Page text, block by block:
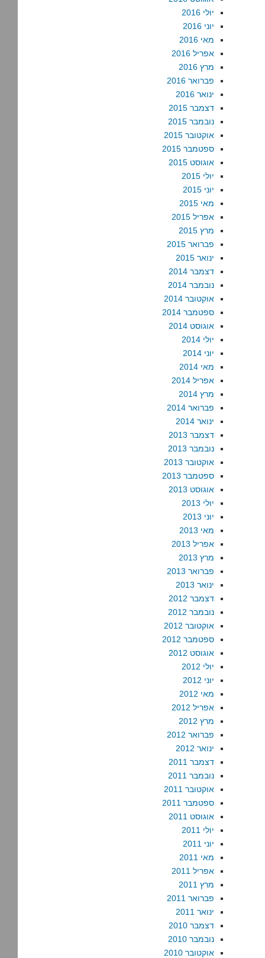
יולי 2016
יוני 2016
מאי 2016
אפריל 2016
מרץ 2016
פברואר 2016
ינואר 2016
דצמבר 2015
נובמבר 2015
אוקטובר 2015
ספטמבר 2015
אוגוסט 2015
יולי 2015
יוני 2015
מאי 2015
אפריל 2015
מרץ 2015
פברואר 2015
ינואר 2015
דצמבר 2014
נובמבר 2014
אוקטובר 2014
ספטמבר 2014
אוגוסט 2014
יולי 2014
יוני 2014
מאי 2014
אפריל 2014
מרץ 2014
פברואר 2014
ינואר 2014
דצמבר 2013
נובמבר 2013
אוקטובר 2013
ספטמבר 2013
אוגוסט 2013
יולי 2013
יוני 2013
מאי 2013
אפריל 2013
מרץ 2013
פברואר 2013
ינואר 2013
דצמבר 2012
נובמבר 2012
אוקטובר 2012
ספטמבר 2012
אוגוסט 2012
יולי 2012
יוני 2012
מאי 2012
אפריל 2012
מרץ 2012
פברואר 2012
ינואר 2012
דצמבר 2011
נובמבר 2011
אוקטובר 2011
ספטמבר 2011
אוגוסט 2011
יולי 2011
יוני 2011
מאי 2011
אפריל 2011
מרץ 2011
פברואר 2011
ינואר 2011
דצמבר 2010
נובמבר 2010
אוקטובר 2010